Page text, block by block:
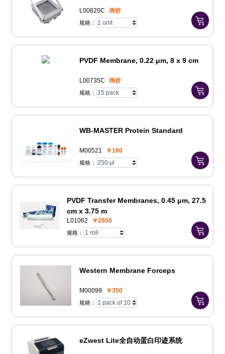
L00820C 询价
规格：
PVDF Membrane, 0.22 μm, 8 x 9 cm
L00735C 询价
规格：
WB-MASTER Protein Standard
M00521 ￥180
规格：
PVDF Transfer Membranes, 0.45 μm, 27.5
cm x 3.75 m
L01062 ￥2600
规格：
Western Membrane Forceps
M00099 ￥350
规格：
eZwest Lite全自动蛋白印迹系统